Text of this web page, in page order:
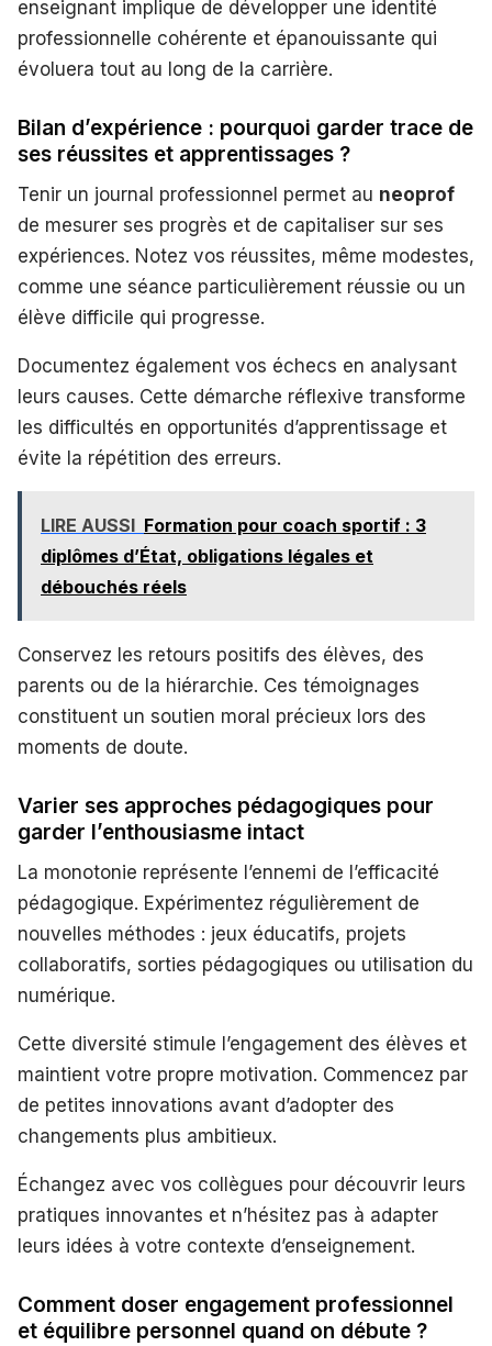
enseignant implique de développer une identité
professionnelle cohérente et épanouissante qui
évoluera tout au long de la carrière.
Bilan d’expérience : pourquoi garder trace de
ses réussites et apprentissages ?
Tenir un journal professionnel permet au neoprof
de mesurer ses progrès et de capitaliser sur ses
expériences. Notez vos réussites, même modestes,
comme une séance particulièrement réussie ou un
élève difficile qui progresse.
Documentez également vos échecs en analysant
leurs causes. Cette démarche réflexive transforme
les difficultés en opportunités d’apprentissage et
évite la répétition des erreurs.
LIRE AUSSI Formation pour coach sportif : 3
diplômes d’État, obligations légales et
débouchés réels
Conservez les retours positifs des élèves, des
parents ou de la hiérarchie. Ces témoignages
constituent un soutien moral précieux lors des
moments de doute.
Varier ses approches pédagogiques pour
garder l’enthousiasme intact
La monotonie représente l’ennemi de l’efficacité
pédagogique. Expérimentez régulièrement de
nouvelles méthodes : jeux éducatifs, projets
collaboratifs, sorties pédagogiques ou utilisation du
numérique.
Cette diversité stimule l’engagement des élèves et
maintient votre propre motivation. Commencez par
de petites innovations avant d’adopter des
changements plus ambitieux.
Échangez avec vos collègues pour découvrir leurs
pratiques innovantes et n’hésitez pas à adapter
leurs idées à votre contexte d’enseignement.
Comment doser engagement professionnel
et équilibre personnel quand on débute ?